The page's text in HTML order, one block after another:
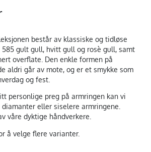
består av klassiske og tidløse
gult gull, hvitt gull og rosè gull, samt
overflate. Den enkle formen på
aldri går av mote, og er et smykke som
og fest.
personlige preg på armringen kan vi
eller siselere armringene.
våre dyktige håndverkere.
å velge flere varianter.